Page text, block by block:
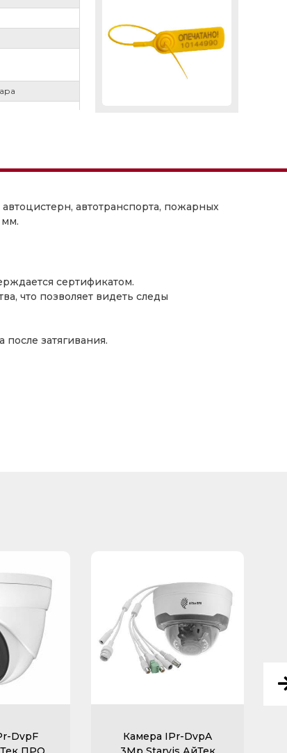
автотранспорта, пожарных
мм.
сертификатом.
что позволяет видеть следы
затягивания.
DvpF
Камера IPr-DvpA